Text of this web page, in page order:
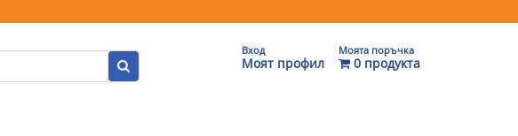
Вход
Моят профил
Моята поръчка
0 продукта